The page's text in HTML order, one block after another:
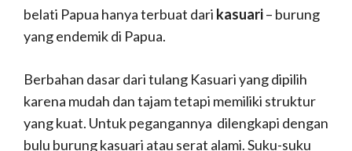
belati Papua hanya terbuat dari kasuari– burung
yang endemik di Papua.
Berbahan dasar dari tulang Kasuari yang dipilih
karena mudah dan tajam tetapi memiliki struktur
yang kuat. Untuk pegangannya dilengkapi dengan
bulu burung kasuari atau serat alami. Suku-suku